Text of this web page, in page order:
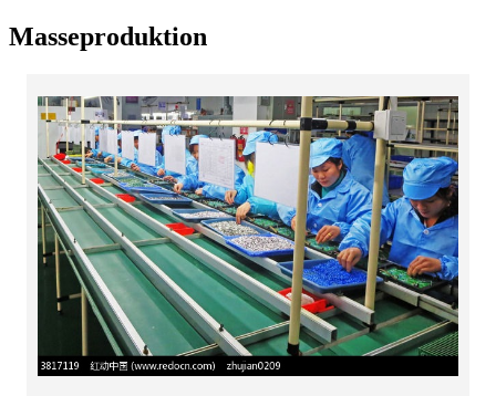
Masseproduktion